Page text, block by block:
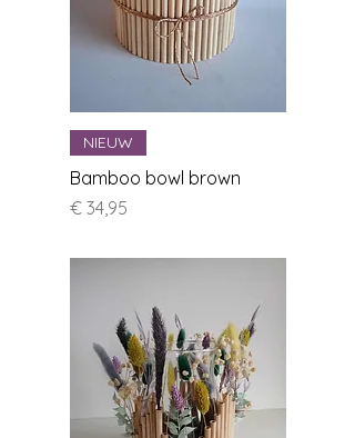
NIEUW
Bamboo bowl brown
Prijs
€ 34,95